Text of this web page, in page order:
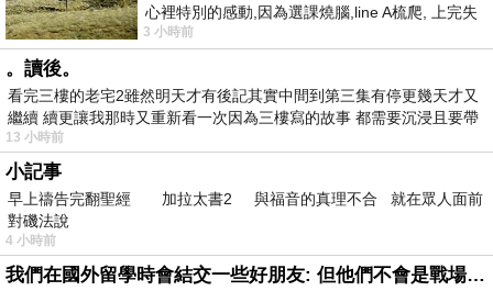
這次結婚不全然是為了愛情。愛情不足以成為簽
字的理由。
往拱北探伍師傅時，他最替我高興，看秋三世書
提到品性聰明，讚不絕口。
後來我發覺與秋一家緣份很深，秋爸是中榮親，
秋媽是近安壞，秋妹是近友衰，秋弟是近榮親，
我和秋也是中榮親，一掌經謂這是良好婚配。
秋也是我尋覓多年的丁火，三昄五戒佛弟子，世
心裡特別的感動,因為選課燒腦,line A梳爬, 上完失
智課的她,特來傾
3 小時前
。讀後。
看完三樓的老宅2雖然明天才有後記其實中間到第三集有停更幾天才又
繼續 續更讓我那時又重新看一次因為三樓寫的故事 都需要沉浸且要帶
有
13 小時前
小記事
早上禱告完翻聖經 加拉太書2 與福音的真理不合 就在眾人面前
對磯法說
4 小時前
我們在國外留學時會結交一些好朋友: 但他們不會是戰場上的朋友